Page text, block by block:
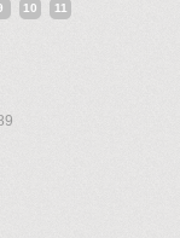
10 11